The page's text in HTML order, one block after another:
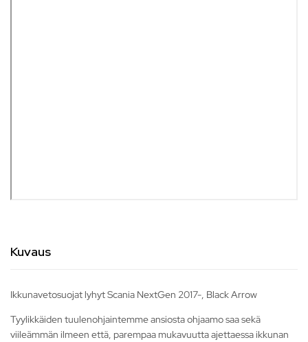
Kuvaus
Ikkunavetosuojat lyhyt Scania NextGen 2017-, Black Arrow
Tyylikkäiden tuulenohjaintemme ansiosta ohjaamo saa sekä
viileämmän ilmeen että, parempaa mukavuutta ajettaessa ikkunan